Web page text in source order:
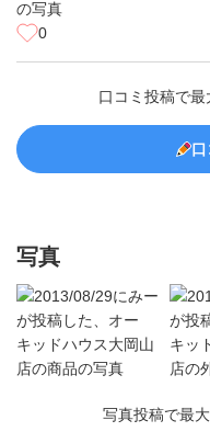
0
口コミ投稿で
写真
写真投稿で最